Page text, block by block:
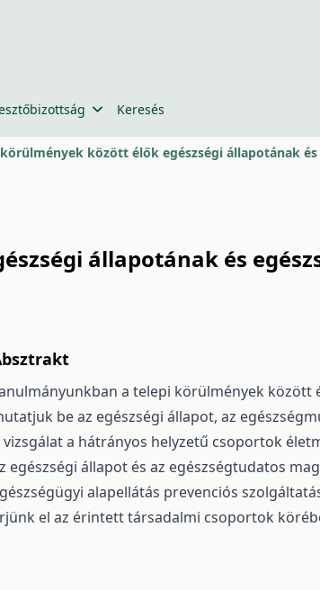
Keresés
között élők egészségi állapotának
állapotának és
a telepi körülmények
be az egészségi állapot, az
vizsgálat a hátrányos helyzetű csoportok
egészségi állapot és az egészségtudatos
alapellátás prevenciós
el az érintett társadalmi csoportok